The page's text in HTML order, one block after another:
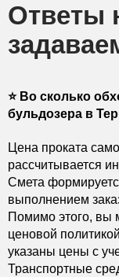
Ответы
⭐️ Во сколько
бульдозера в
Цена проката
рассчитывается
Смета
выполнением
Помимо этого, вы
ценовой
указаны цены с
Транспортные